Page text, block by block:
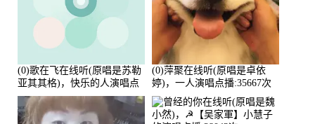
(0)歌在飞在线听(原唱是苏勒
亚其其格)，快乐的人演唱点
播:36次
(0)萍聚在线听(原唱是卓依
婷)，一人演唱点播:35667次